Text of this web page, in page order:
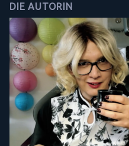
DIE AUTORIN